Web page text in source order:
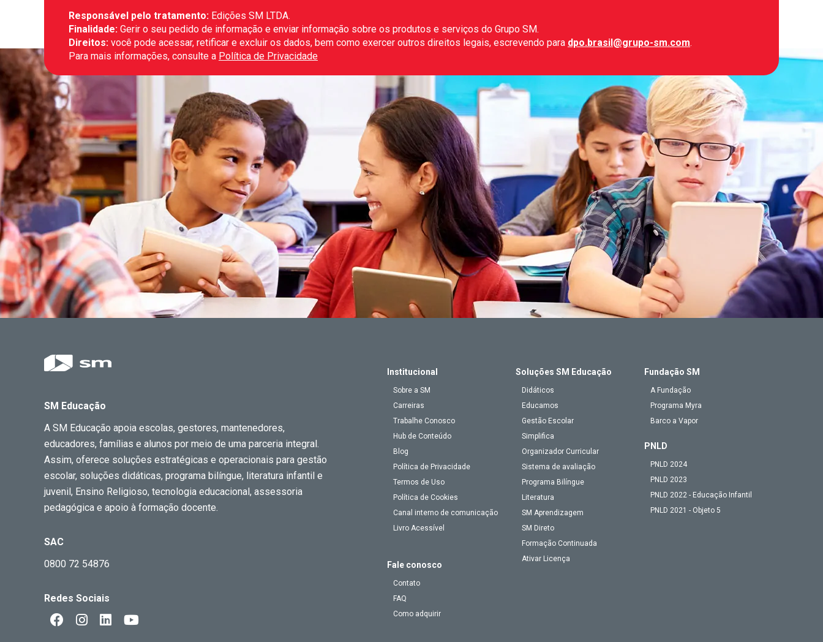
Responsável pelo tratamento: Edições SM LTDA.
Finalidade: Gerir o seu pedido de informação e enviar informação sobre os produtos e serviços do Grupo SM.
Direitos: você pode acessar, retificar e excluir os dados, bem como exercer outros direitos legais, escrevendo para dpo.brasil@grupo-sm.com.
Para mais informações, consulte a Política de Privacidade
SM Educação
A SM Educação apoia escolas, gestores, mantenedores,
educadores, famílias e alunos por meio de uma parceria integral.
Assim, oferece soluções estratégicas e operacionais para gestão
escolar, soluções didáticas, programa bilíngue, literatura infantil e
juvenil, Ensino Religioso, tecnologia educacional, assessoria
pedagógica e apoio à formação docente.
SAC
0800 72 54876
Redes Sociais
Institucional
Sobre a SM
Carreiras
Trabalhe Conosco
Hub de Conteúdo
Blog
Política de Privacidade
Termos de Uso
Política de Cookies
Canal interno de comunicação
Livro Acessível
Fale conosco
Contato
FAQ
Como adquirir
Soluções SM Educação
Didáticos
Educamos
Gestão Escolar
Simplifica
Organizador Curricular
Sistema de avaliação
Programa Bilíngue
Literatura
SM Aprendizagem
SM Direto
Formação Continuada
Ativar Licença
Fundação SM
A Fundação
Programa Myra
Barco a Vapor
PNLD
PNLD 2024
PNLD 2023
PNLD 2022 - Educação Infantil
PNLD 2021 - Objeto 5